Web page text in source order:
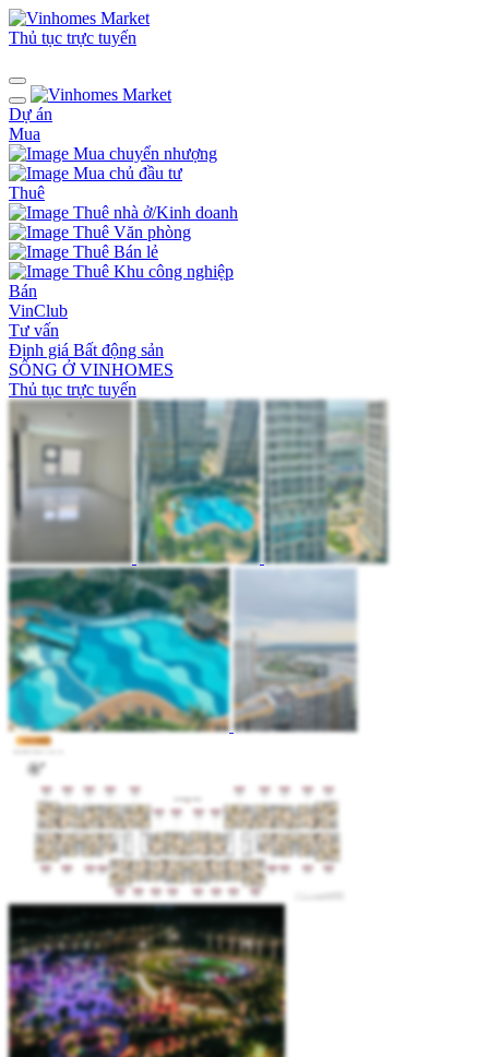
Thủ tục trực tuyến
Dự án
Mua
Mua chuyển nhượng
Mua chủ đầu tư
Thuê
Thuê nhà ở/Kinh doanh
Thuê Văn phòng
Thuê Bán lẻ
Thuê Khu công nghiệp
Bán
VinClub
Tư vấn
Định giá Bất động sản
SỐNG Ở VINHOMES
Thủ tục trực tuyến